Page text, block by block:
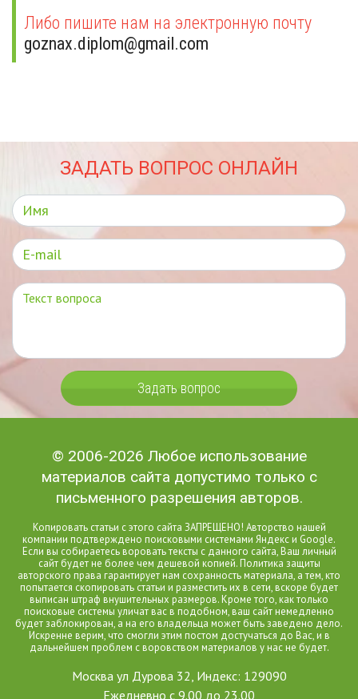
Либо пишите нам на электронную почту
goznax.diplom@gmail.com
ЗАДАТЬ ВОПРОС ОНЛАЙН
Задать вопрос
© 2006-2026 Любое использование
материалов сайта допустимо только с
письменного разрешения авторов.
Копировать статьи с этого сайта ЗАПРЕЩЕНО! Авторство нашей
компании подтверждено поисковыми системами Яндекс и Google.
Если вы собираетесь воровать тексты с данного сайта, Ваш личный
сайт будет не более чем дешевой копией. Политика защиты
авторского права гарантирует нам сохранность материала, а тем, кто
попытается скопировать статьи и разместить их в сети, вскоре будет
выписан штраф внушительных размеров. Кроме того, как только
поисковые системы уличат вас в подобном, ваш сайт немедленно
будет заблокирован, а на его владельца может быть заведено дело.
Искренне верим, что смогли этим постом достучаться до Вас, и в
дальнейшем проблем с воровством материалов у нас не будет.
Москва ул Дурова 32, Индекс: 129090
Ежедневно с 9.00 до 23.00